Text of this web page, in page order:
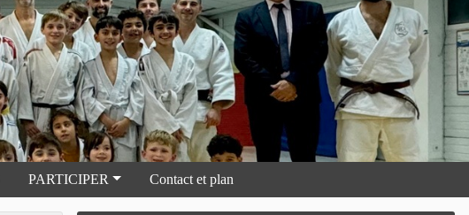
PARTICIPER Contact et plan